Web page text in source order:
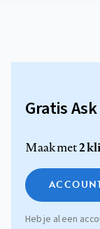
Gratis
Maak met2
Heb je al een